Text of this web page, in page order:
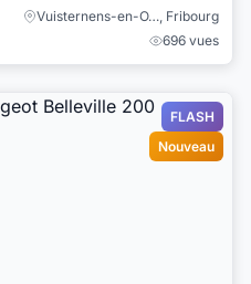
Vuisternens-en-O…, Fribourg
696 vues
FLASH
Nouveau